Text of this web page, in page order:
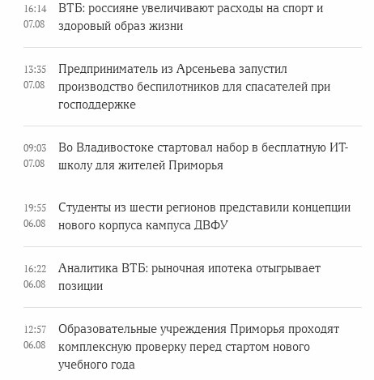
16:14
07.08
ВТБ: россияне увеличивают расходы на спорт и
здоровый образ жизни
13:35
07.08
Предприниматель из Арсеньева запустил
производство беспилотников для спасателей при
господдержке
09:03
07.08
Во Владивостоке стартовал набор в бесплатную ИТ-
школу для жителей Приморья
19:55
06.08
Студенты из шести регионов представили концепции
нового корпуса кампуса ДВФУ
16:22
06.08
Аналитика ВТБ: рыночная ипотека отыгрывает
позиции
12:57
06.08
Образовательные учреждения Приморья проходят
комплексную проверку перед стартом нового
учебного года